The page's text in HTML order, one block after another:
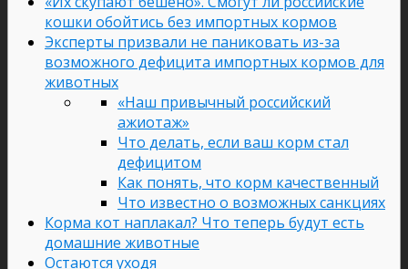
кошки обойтись без импортных кормов
Эксперты призвали не паниковать из-за
возможного дефицита импортных кормов для
животных
«Наш привычный российский
ажиотаж»
Что делать, если ваш корм стал
дефицитом
Как понять, что корм качественный
Что известно о возможных санкциях
Корма кот наплакал? Что теперь будут есть
домашние животные
Остаются уходя